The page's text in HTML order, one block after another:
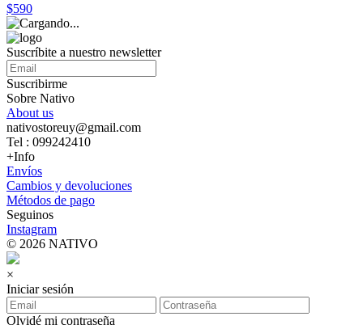
$590
Suscríbite a nuestro newsletter
Suscribirme
Sobre Nativo
About us
nativostoreuy@gmail.com
Tel : 099242410
+Info
Envíos
Cambios y devoluciones
Métodos de pago
Seguinos
Instagram
© 2026 NATIVO
×
Iniciar sesión
Olvidé mi contraseña